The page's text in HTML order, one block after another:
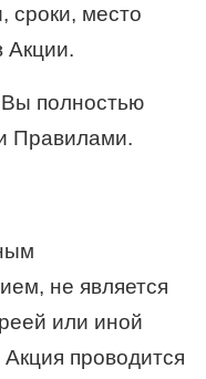
сроки, место
Акции.
полностью
Правилами.
не является
или иной
проводится